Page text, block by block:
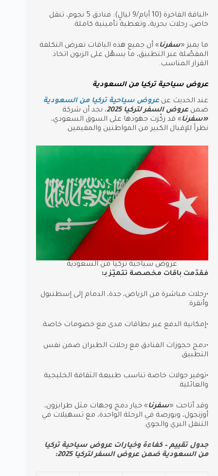
•الباقة الفاخرة (10 أيام/9 ليالٍ): فنادق 5 نجوم، تنقل
خاص، رحلات بحرية، وتغطية تأمينية كاملة.
ما يميز «سفرنا» أن جميع هذه الباقات تعرض التكلفة
المفصّلة عبر التطبيق، ما يسهّل على الزبون اتخاذ
القرار المناسب.
عروض سياحية تركيا من السعودية
عند الحديث عن عروض سياحية تركيا من السعودية
ضمن عروض السفر لتركيا 2025
، نجد أن شركة
«سفرنا» قد ركّزت جهودها على السوق السعودي،
نظراً للإقبال الكبير من المواطنين والمقيمين.
عروض سياحية تركيا من السعودية
فقدّمت باقات مخصصة تتميّز بـ:
•رحلات مباشرة من الرياض، جدة، الدمام إلى إسطنبول
وأنقرة.
•إمكانية الدفع عبر بطاقات مدى مع خصومات خاصة.
•دمج حجوزات الفنادق مع رحلات الطيران ضمن نفس
التطبيق.
•توفير جولات خاصة تناسب طبيعة الثقافة الخليجية
والعائلية.
وقد أتاحت «سفرنا» خيار دمج وجهات مثل طرابزون،
أوزنجول، وبورصة في الرحلة الواحدة، مع تسهيلات في
التنقل البري والجوي.
جدول تقييم – كفاءة وخيارات عروض سياحية تركيا
من السعودية ضمن عروض السفر لتركيا 2025: